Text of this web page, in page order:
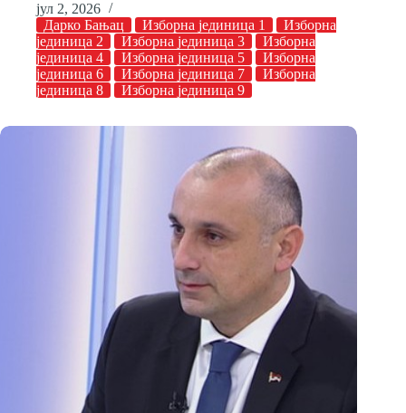
јул 2, 2026
Дарко Бањац
Изборна јединица 1
Изборна
јединица 2
Изборна јединица 3
Изборна
јединица 4
Изборна јединица 5
Изборна
јединица 6
Изборна јединица 7
Изборна
јединица 8
Изборна јединица 9